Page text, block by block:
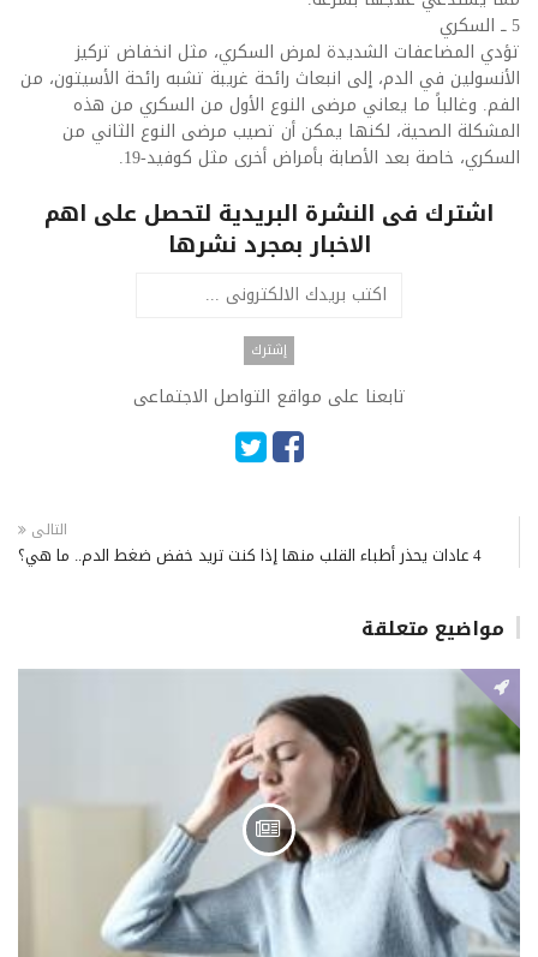
5 ــ السكري
تؤدي المضاعفات الشديدة لمرض السكري، مثل انخفاض تركيز
الأنسولين في الدم، إلى انبعاث رائحة غريبة تشبه رائحة الأسيتون، من
الفم. وغالباً ما يعاني مرضى النوع الأول من السكري من هذه
المشكلة الصحية، لكنها يمكن أن تصيب مرضى النوع الثاني من
السكري، خاصة بعد الأصابة بأمراض أخرى مثل كوفيد-19.
اشترك فى النشرة البريدية لتحصل على اهم
الاخبار بمجرد نشرها
تابعنا على مواقع التواصل الاجتماعى
التالى
4 عادات يحذر أطباء القلب منها إذا كنت تريد خفض ضغط الدم.. ما هي؟
مواضيع متعلقة